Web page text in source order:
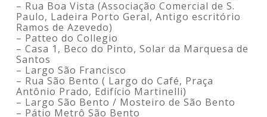
– Rua Boa Vista (Associação Comercial de S.
Paulo, Ladeira Porto Geral, Antigo escritório
Ramos de Azevedo)
– Patteo do Collegio
– Casa 1, Beco do Pinto, Solar da Marquesa de
Santos
– Largo São Francisco
– Rua São Bento ( Largo do Café, Praça
Antônio Prado, Edifício Martinelli)
– Largo São Bento / Mosteiro de São Bento
– Pátio Metrô São Bento